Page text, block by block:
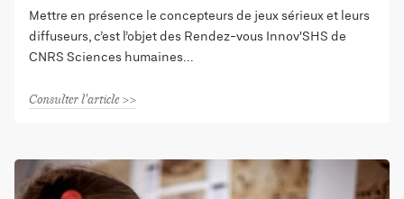
Mettre en présence le concepteurs de jeux sérieux et leurs
diffuseurs, c’est l’objet des Rendez-vous Innov'SHS de
CNRS Sciences humaines
Consulter l'article